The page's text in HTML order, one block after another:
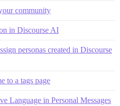
community
in Discourse AI
personas created in Discourse
to a tags page
Language in Personal Messages